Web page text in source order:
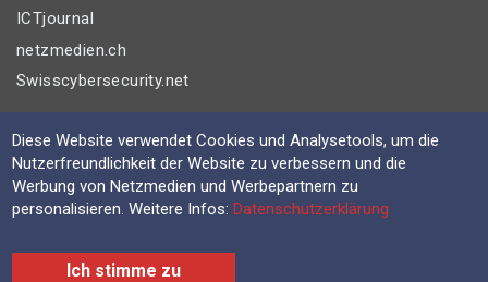
ICTjournal
netzmedien.ch
Swisscybersecurity.net
© NETZMEDIEN AG 2026
Impressum
AGB
Nutzungsbestimmungen
Datenschutzerklärung
Diese Website verwendet Cookies und Analysetools, um die
Nutzerfreundlichkeit der Website zu verbessern und die
Werbung von Netzmedien und Werbepartnern zu
personalisieren. Weitere Infos:Datenschutzerklärung
Ich stimme zu